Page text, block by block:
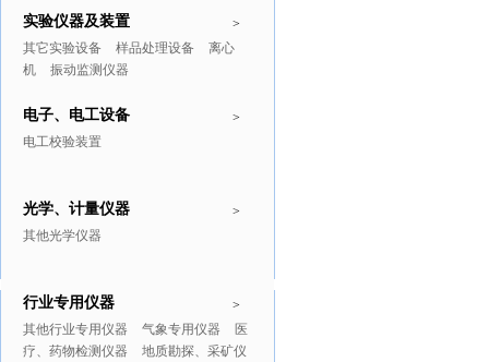
>
实验仪器及装置
其它实验设备 样品处理设备
离心
机
振动监测仪器
>
电子、电工设备
电工校验装置
>
光学、计量仪器
其他光学仪器
>
行业专用仪器
其他行业专用仪器 气象专用仪器
医
疗、药物检测仪器
地质勘探、采矿仪
推广商品 更多>>